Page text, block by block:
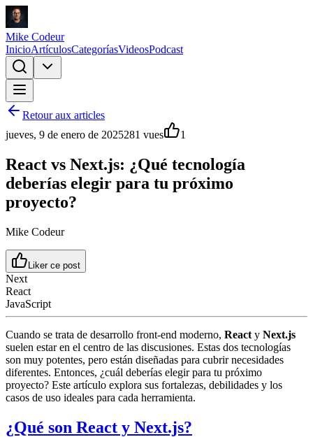
Mike Codeur
InicioArtículosCategoríasVideosPodcast
Retour aux articles
jueves, 9 de enero de 2025281 vues 1
React vs Next.js: ¿Qué tecnología
deberías elegir para tu próximo
proyecto?
Mike Codeur
Liker ce post
Next
React
JavaScript
Cuando se trata de desarrollo front-end moderno, React y Next.js
suelen estar en el centro de las discusiones. Estas dos tecnologías
son muy potentes, pero están diseñadas para cubrir necesidades
diferentes. Entonces, ¿cuál deberías elegir para tu próximo
proyecto? Este artículo explora sus fortalezas, debilidades y los
casos de uso ideales para cada herramienta.
¿Qué son React y Next.js?